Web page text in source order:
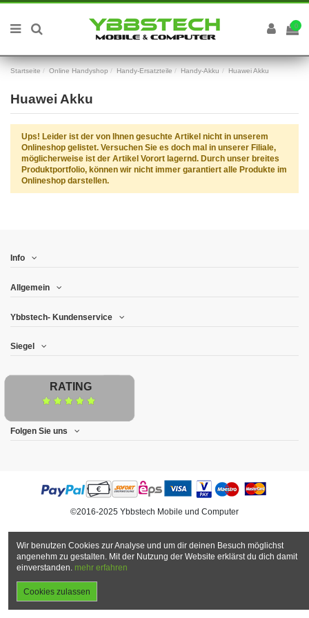
0
Startseite Online Handyshop Handy-Ersatzteile Handy-Akku Huawei Akku
Huawei Akku
Ups! Leider ist der von Ihnen gesuchte Artikel nicht in unserem
Onlineshop gelistet. Versuchen Sie es doch mal in unserer Filiale,
möglicherweise ist der Artikel Vorort lagernd. Durch unser breites
Produktportfolio, können wir nicht immer garantiert alle Produkte im
Onlineshop darstellen.
Info
Allgemein
Ybbstech- Kundenservice
Siegel
RATING
Folgen Sie uns
©2016-2025 Ybbstech Mobile und Computer
Wir benutzen Cookies zur Analyse und um dir deinen Besuch möglichst
angenehm zu gestalten. Mit der Nutzung der Website erklärst du dich damit
einverstanden. mehr erfahren
Cookies zulassen